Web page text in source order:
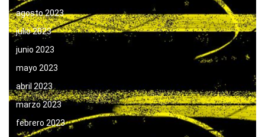
agosto 2023
julio 2023
junio 2023
mayo 2023
abril 2023
marzo 2023
febrero 2023